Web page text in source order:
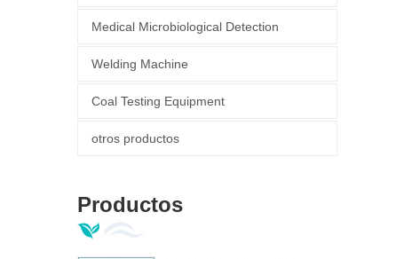
Medical Microbiological Detection
Welding Machine
Coal Testing Equipment
otros productos
Productos